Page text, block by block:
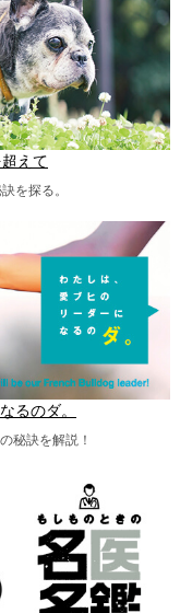
えて
を探る。
るのダ。
秘訣を解説！